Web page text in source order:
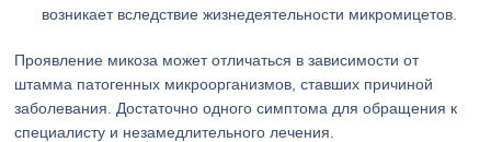
возникает вследствие жизнедеятельности микромицетов.
Проявление микоза может отличаться в зависимости от
штамма патогенных микроорганизмов, ставших причиной
заболевания. Достаточно одного симптома для обращения к
специалисту и незамедлительного лечения.